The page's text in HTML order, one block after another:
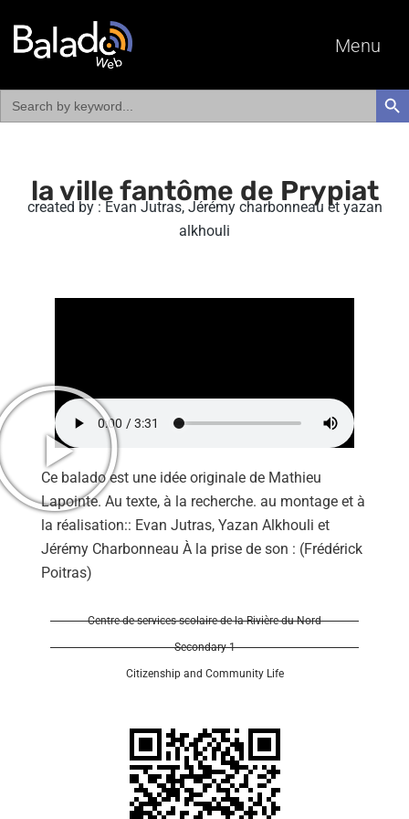
Menu
Search
for:
la ville fantôme de Prypiat
created by : Evan Jutras, Jérémy charbonneau et yazan
alkhouli
Ce balado est une idée originale de Mathieu
Lapointe. Au texte, à la recherche. au montage et à
la réalisation:: Evan Jutras, Yazan Alkhouli et
Jérémy Charbonneau À la prise de son : (Frédérick
Poitras)
Centre de services scolaire de la Rivière-du-Nord
Secondary 1
Citizenship and Community Life